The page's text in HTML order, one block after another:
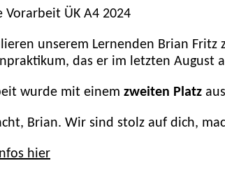
Vorarbeit ÜK A4 2024
unserem Lernenden Brian Fritz
das er im letzten August
wurde mit einem zweiten Platz
Brian. Wir sind stolz auf dich,
hier